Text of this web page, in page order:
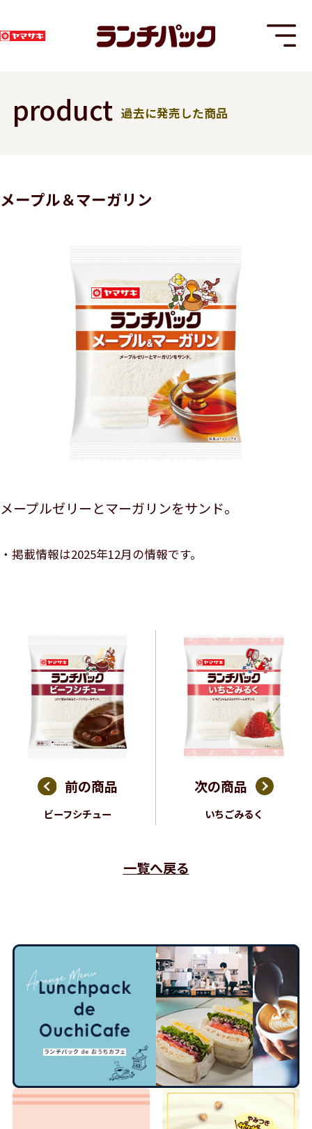
product 過去に発売した商品
メープル＆マーガリン
メープルゼリーとマーガリンをサンド。
掲載情報は2025年12月の情報です。
前の商品
ビーフシチュー
一覧へ戻る
次の商品
いちごみるく